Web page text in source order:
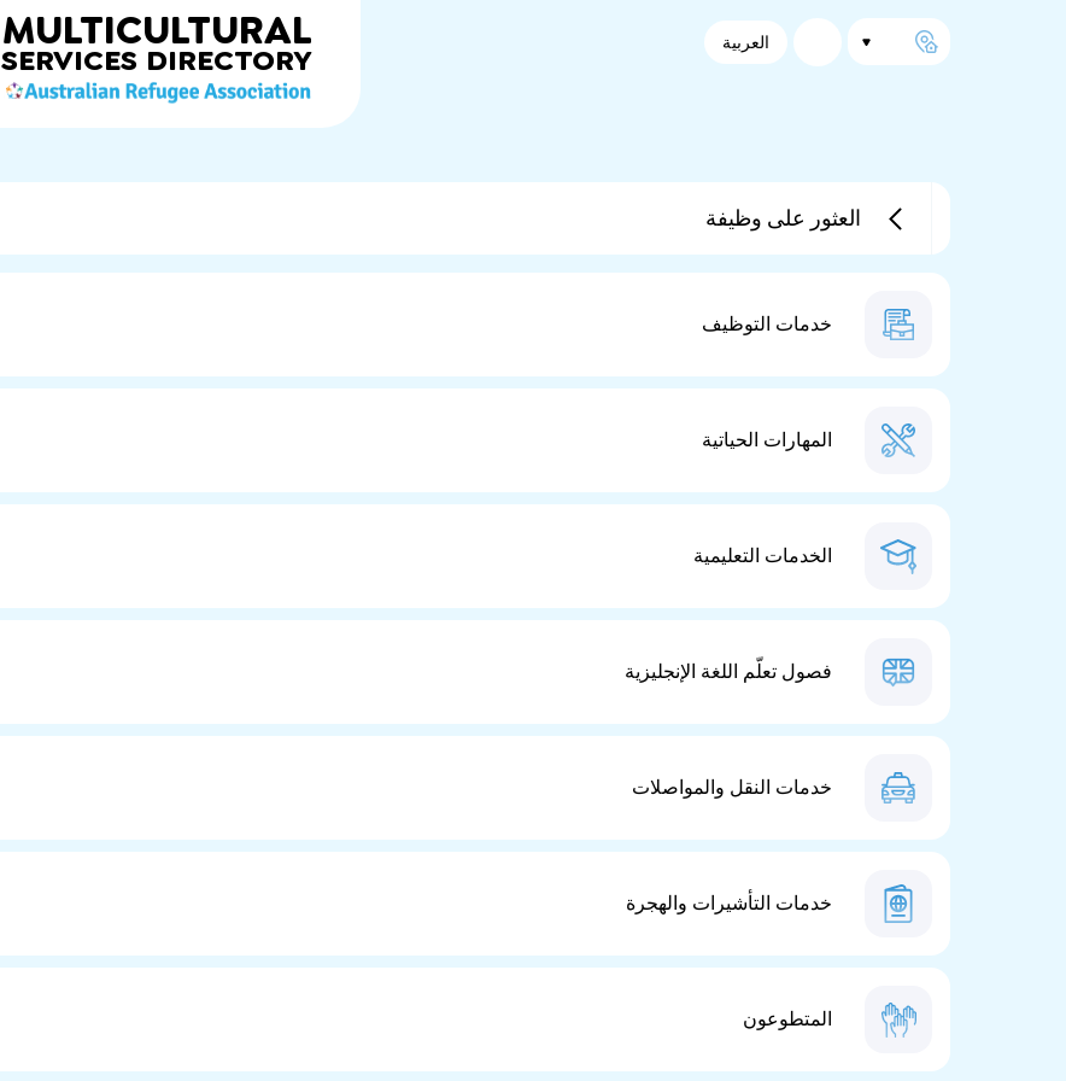
العربية MULTICULTURAL
SERVICES DIRECTORY
العثور على وظيفة
خدمات التوظيف
المهارات الحياتية
الخدمات التعليمية
فصول تعلّم اللغة الإنجليزية
خدمات النقل والمواصلات
خدمات التأشيرات والهجرة
المتطوعون